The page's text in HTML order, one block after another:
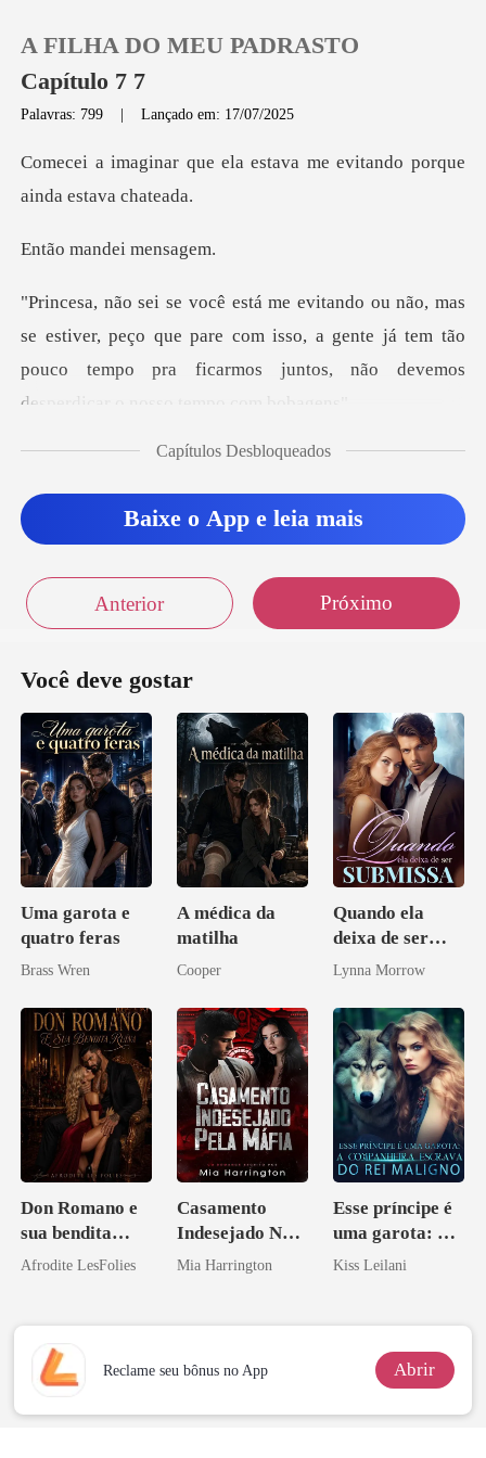
0
Sair
A FILHA DO MEU PADRASTO
Capítulo 7 7
Palavras: 799 |Lançado em: 17/07/2025
a estava me evitando porq
andei me
er, peço que pare com isso, a gente já tem tão
pouco tempo pra fi
go recebi aCapítulos Desbloqueados
Baixe o App e leia mais
Anterior Próximo
Você deve gostar
Uma garota e
quatro feras
Brass Wren
A médica da
matilha
Cooper
Quando ela
deixa de ser
submissa
Lynna Morrow
Don Romano e
sua bendita
ruína
Afrodite LesFolies
Casamento
Indesejado Na
Máfia
Mia Harrington
Esse príncipe é
uma garota: A
companheira
Kiss Leilani
Reclame seu bônus no App Abrir